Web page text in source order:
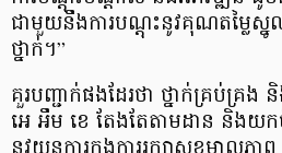
ជាមួយនឹងការបណ្តុះនូវគុណតម្លៃស្
ថ្នាក់។”
គួរបញ្ជាក់ផងដែរថា ថ្នាក់គ្រប់គ្រ
អេ អឹម ខេ តែងតែតាមដាន និងយក